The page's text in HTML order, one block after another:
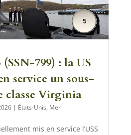
799) : la US
service un sous-
classe Virginia
| États-Unis, Mer
mis en service l’USS